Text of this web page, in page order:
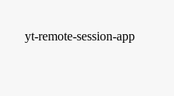
yt-remote-session-app